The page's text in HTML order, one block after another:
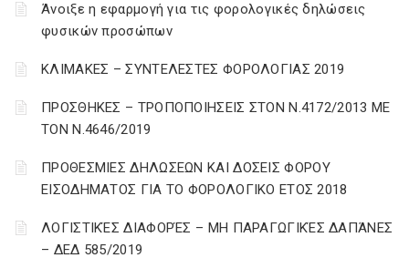
Άνοιξε η εφαρμογή για τις φορολογικές δηλώσεις
φυσικών προσώπων
ΚΛΙΜΑΚΕΣ – ΣΥΝΤΕΛΕΣΤΕΣ ΦΟΡΟΛΟΓΙΑΣ 2019
ΠΡΟΣΘΗΚΕΣ – ΤΡΟΠΟΠΟΙΗΣΕΙΣ ΣΤΟΝ Ν.4172/2013 ΜΕ
ΤΟΝ Ν.4646/2019
ΠΡΟΘΕΣΜΙΕΣ ΔΗΛΩΣΕΩΝ ΚΑΙ ΔΟΣΕΙΣ ΦΟΡΟΥ
ΕΙΣΟΔΗΜΑΤΟΣ ΓΙΑ ΤΟ ΦΟΡΟΛΟΓΙΚΟ ΕΤΟΣ 2018
ΛΟΓΙΣΤΙΚΈΣ ΔΙΑΦΟΡΈΣ – ΜΗ ΠΑΡΑΓΩΓΙΚΈΣ ΔΑΠΆΝΕΣ
– ΔΕΔ 585/2019